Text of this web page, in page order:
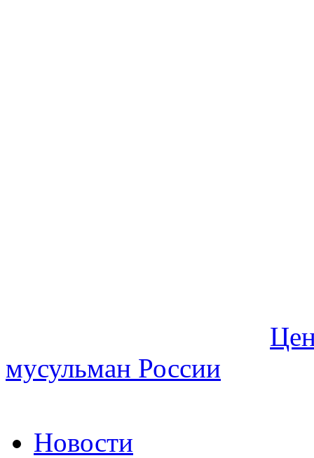
мусульман России
Новости